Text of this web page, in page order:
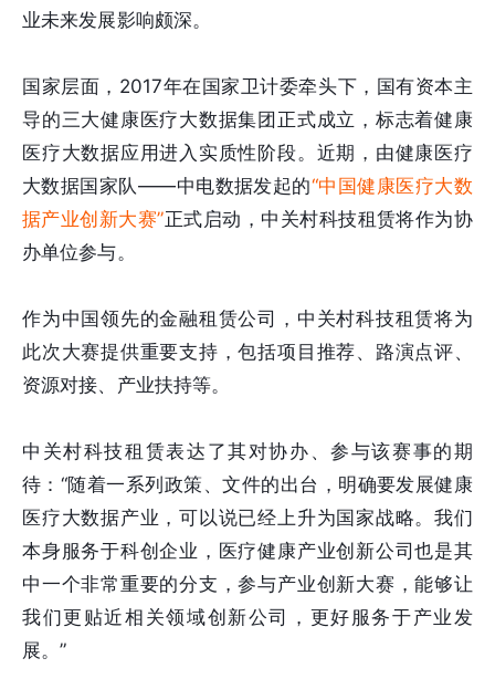
业未来发展影响颇深。
国家层面，2017年在国家卫计委牵头下，国有资本主
导的三大健康医疗大数据集团正式成立，标志着健康
医疗大数据应用进入实质性阶段。近期，由健康医疗
大数据国家队——中电数据发起的“中国健康医疗大数
据产业创新大赛”正式启动，中关村科技租赁将作为协
办单位参与。
作为中国领先的金融租赁公司，中关村科技租赁将为
此次大赛提供重要支持，包括项目推荐、路演点评、
资源对接、产业扶持等。
中关村科技租赁表达了其对协办、参与该赛事的期
待：“随着一系列政策、文件的出台，明确要发展健康
医疗大数据产业，可以说已经上升为国家战略。我们
本身服务于科创企业，医疗健康产业创新公司也是其
中一个非常重要的分支，参与产业创新大赛，能够让
我们更贴近相关领域创新公司，更好服务于产业发
展。”